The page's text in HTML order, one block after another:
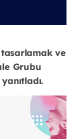
tasarlamak ve
Grubu